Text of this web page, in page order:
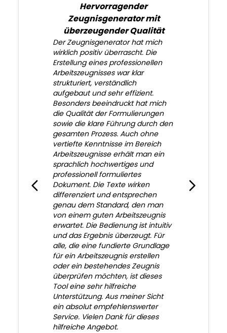
Hervorragender
Zeugnisgenerator mit
überzeugender Qualität
Der Zeugnisgenerator hat mich
wirklich positiv überrascht. Die
Erstellung eines professionellen
Arbeitszeugnisses war klar
strukturiert, verständlich
aufgebaut und sehr effizient.
Besonders beeindruckt hat mich
die Qualität der Formulierungen
sowie die klare Führung durch den
gesamten Prozess. Auch ohne
vertiefte Kenntnisse im Bereich
Arbeitszeugnisse erhält man ein
sprachlich hochwertiges und
professionell formuliertes
Dokument. Die Texte wirken
differenziert und entsprechen
genau dem Standard, den man
von einem guten Arbeitszeugnis
erwartet. Die Bedienung ist intuitiv
und das Ergebnis überzeugt. Für
alle, die eine fundierte Grundlage
für ein Arbeitszeugnis erstellen
oder ein bestehendes Zeugnis
überprüfen möchten, ist dieses
Tool eine sehr hilfreiche
Unterstützung. Aus meiner Sicht
ein absolut empfehlenswerter
Service. Vielen Dank für dieses
hilfreiche Angebot.